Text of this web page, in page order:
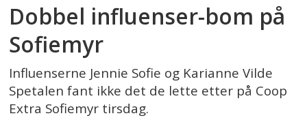
Dobbel influenser-bom på
Sofiemyr
Influenserne Jennie Sofie og Karianne Vilde
Spetalen fant ikke det de lette etter på Coop
Extra Sofiemyr tirsdag.